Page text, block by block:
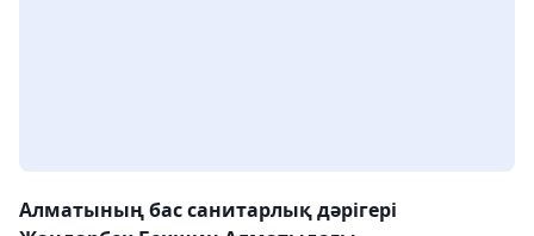
Алматының бас санитарлық дәрігері